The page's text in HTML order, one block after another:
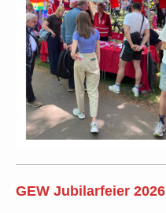
GEW Jubilarfeier 2026